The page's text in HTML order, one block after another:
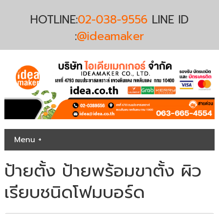
HOTLINE:02-038-9556 LINE ID
:@ideamaker
Menu +
ป้ายตั้ง ป้ายพร้อมขาตั้ง ผิว
เรียบชนิดโฟมบอร์ด